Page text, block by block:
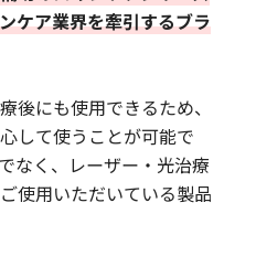
ケア業界を牽引するブラ
後にも使用できるため、
して使うことが可能で
なく、レーザー・光治療
使用いただいている製品